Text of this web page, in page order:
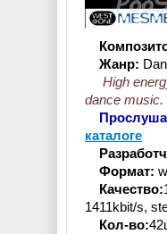
Жанр:
High
dance music.
каталоге
Формат:
Качество:
1411kbit/s,
Кол-во: